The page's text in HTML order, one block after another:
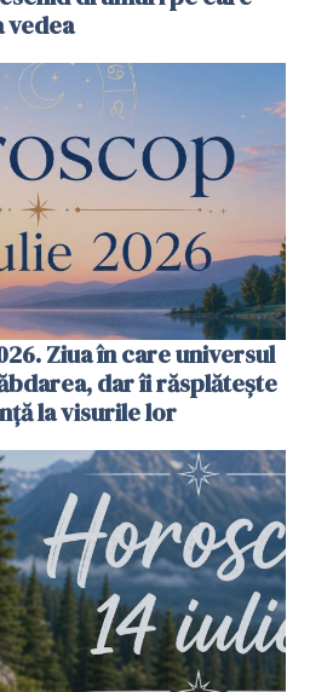
vedea
Ziua în care universul
dar îi răsplătește
la visurile lor